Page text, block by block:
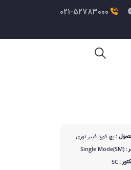
021-52783000
:پچ کورد فیبر نوری
:
Single Mode(SM)
:
SC